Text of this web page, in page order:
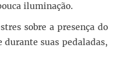
iluminação.
sobre a presença do
suas pedaladas,